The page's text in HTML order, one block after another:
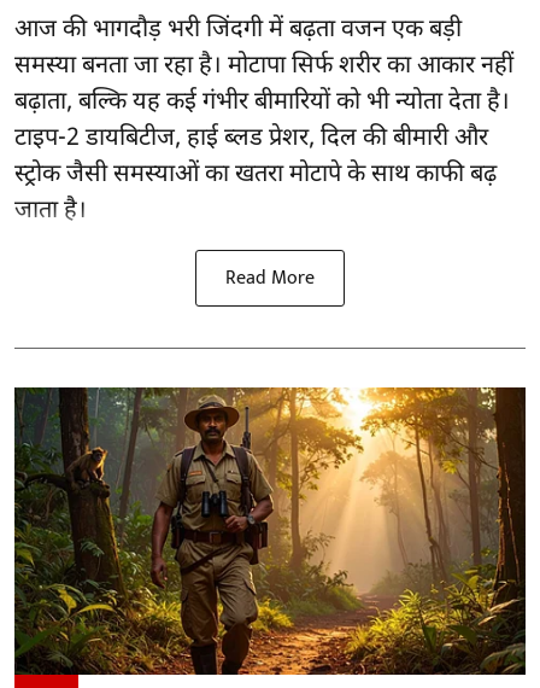
आज की भागदौड़ भरी जिंदगी में बढ़ता वजन एक बड़ी
समस्या बनता जा रहा है। मोटापा सिर्फ शरीर का आकार नहीं
बढ़ाता, बल्कि यह कई गंभीर बीमारियों को भी न्योता देता है।
टाइप-2 डायबिटीज, हाई ब्लड प्रेशर, दिल की बीमारी और
स्ट्रोक जैसी समस्याओं का खतरा मोटापे के साथ काफी बढ़
जाता है।
Read More